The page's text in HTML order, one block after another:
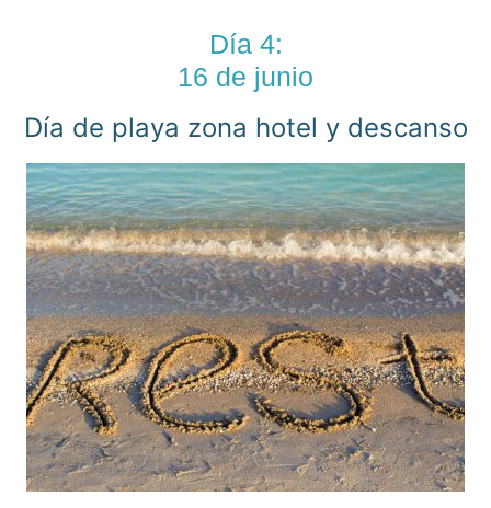
Día 4:
16 de junio
Día de playa zona hotel y descanso